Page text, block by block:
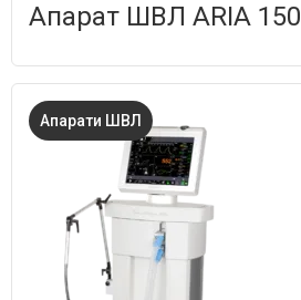
Апарат ШВЛ ARIA 150
Апарати ШВЛ